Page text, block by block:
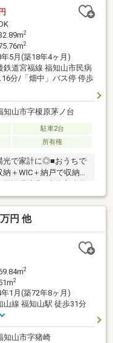
etc...どんな事でもお
2
2
年5月(築18年4ヶ月)
鉄道宮福線 福知山市民病
分/「畑中」バス停 停歩
知山市字榎原茅ノ台
駐車2台
所有権
で家計に◎■おうちで
＋WIC＋納戸で収納充
周辺環境◎■上豊富小学
（自転車約25分）◆ホ
ご相談ください♪メー
す！『アーキホームラ
から360°Web内覧で
homelife/kayanodai】
円 他
2
2
年1月(築72年8ヶ月)
山線 福知山駅 徒歩31分
知山市字猪崎